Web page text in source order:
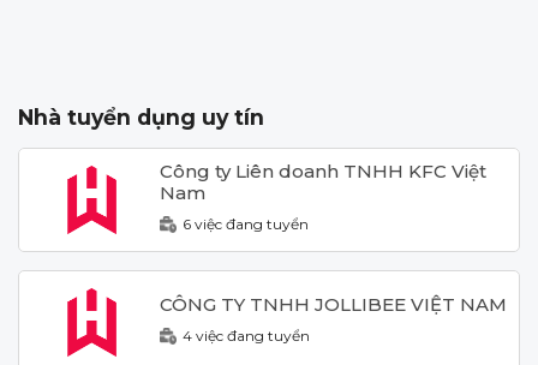
Nhà tuyển dụng uy tín
Công ty Liên doanh TNHH KFC Việt
Nam
6 việc đang tuyển
CÔNG TY TNHH JOLLIBEE VIỆT NAM
4 việc đang tuyển